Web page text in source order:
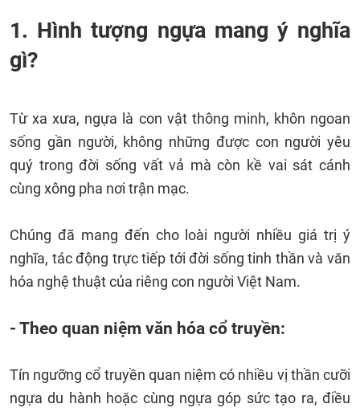
1. Hình tượng ngựa mang ý nghĩa
gì?
Từ xa xưa, ngựa là con vật thông minh, khôn ngoan
sống gần người, không những được con người yêu
quý trong đời sống vất vả mà còn kề vai sát cánh
cùng xông pha nơi trận mạc.
Chúng đã mang đến cho loài người nhiều giá trị ý
nghĩa, tác động trực tiếp tới đời sống tinh thần và văn
hóa nghệ thuật của riêng con người Việt Nam.
- Theo quan niệm văn hóa cổ truyền:
Tín ngưỡng cổ truyền quan niệm có nhiều vị thần cưỡi
ngựa du hành hoặc cùng ngựa góp sức tạo ra, điều